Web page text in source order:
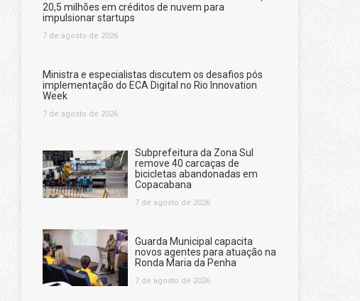
20,5 milhões em créditos de nuvem para
impulsionar startups
7 de agosto de 2026
Ministra e especialistas discutem os desafios pós
implementação do ECA Digital no Rio Innovation
Week
7 de agosto de 2026
Subprefeitura da Zona Sul
remove 40 carcaças de
bicicletas abandonadas em
Copacabana
7 de agosto de 2026
Guarda Municipal capacita
novos agentes para atuação na
Ronda Maria da Penha
7 de agosto de 2026